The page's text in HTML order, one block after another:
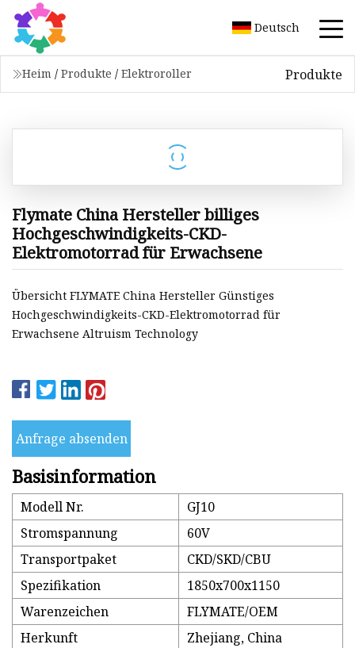
Deutsch
Heim / Produkte / Elektroroller Produkte
Flymate China Hersteller billiges
Hochgeschwindigkeits-CKD-
Elektromotorrad für Erwachsene
Übersicht FLYMATE China Hersteller Günstiges
Hochgeschwindigkeits-CKD-Elektromotorrad für
Erwachsene Altruism Technology
Anfrage absenden
Basisinformation
Modell Nr.
GJ10
Stromspannung
60V
Transportpaket
CKD/SKD/CBU
Spezifikation
1850x700x1150
Warenzeichen
FLYMATE/OEM
Herkunft
Zhejiang, China